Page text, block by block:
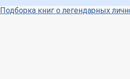
Подборка книг о легендарных